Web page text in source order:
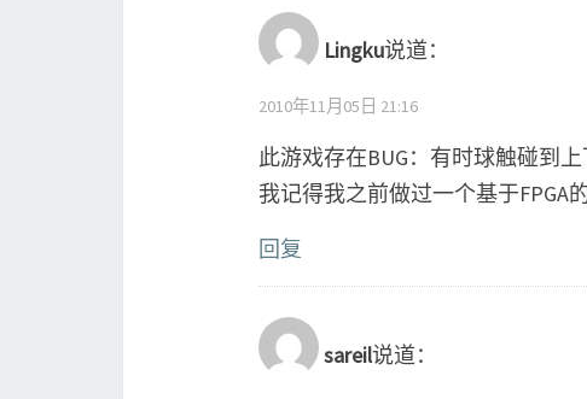
Lingku说道：
2010年11月05日 21:16
此游戏存在BUG：有时球触碰到
我记得我之前做过一个基于FPGA
回复
sareil说道：